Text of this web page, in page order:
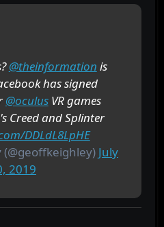
@theinformation is
has signed
@oculusVR games
Creed and Splinter
DDLdL8LpHE
July
2019